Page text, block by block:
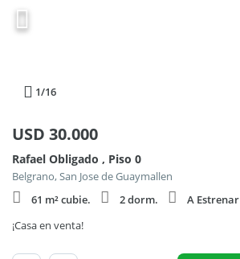
1/16
USD 30.000
Rafael Obligado , Piso 0
Belgrano, San Jose de Guaymallen
61 m² cubie.
2 dorm.
A Estrenar
¡Casa en venta!